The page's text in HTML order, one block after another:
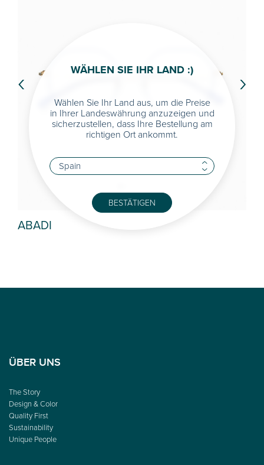
ABADI
‹ ›
ÜBER UNS
The Story
Design & Color
Quality First
Sustainability
Unique People
WÄHLEN SIE IHR LAND :)
Wählen Sie Ihr Land aus, um die Preise
in Ihrer Landeswährung anzuzeigen und
sicherzustellen, dass Ihre Bestellung am
richtigen Ort ankommt.
BESTÄTIGEN